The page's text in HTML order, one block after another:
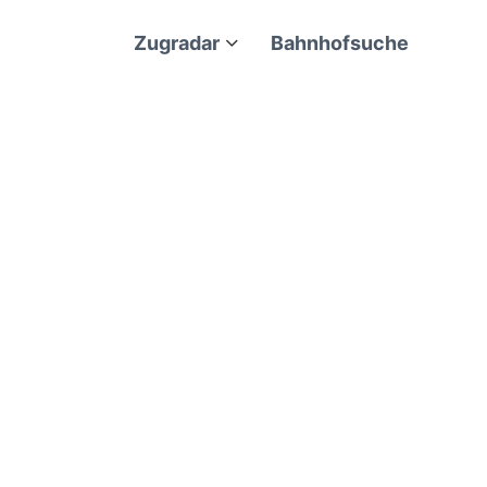
Zugradar Bahnhofsuche